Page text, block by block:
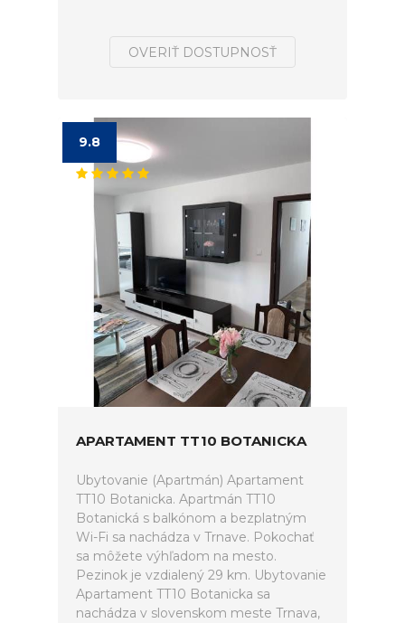
OVERIŤ DOSTUPNOSŤ
9.8
APARTAMENT TT10 BOTANICKA
Ubytovanie (Apartmán) Apartament
TT10 Botanicka. Apartmán TT10
Botanická s balkónom a bezplatným
Wi-Fi sa nachádza v Trnave. Pokochať
sa môžete výhľadom na mesto.
Pezinok je vzdialený 29 km. Ubytovanie
Apartament TT10 Botanicka sa
nachádza v slovenskom meste Trnava,